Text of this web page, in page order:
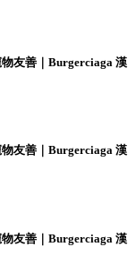
物友善｜Burgerciaga 漢
物友善｜Burgerciaga 漢
物友善｜Burgerciaga 漢